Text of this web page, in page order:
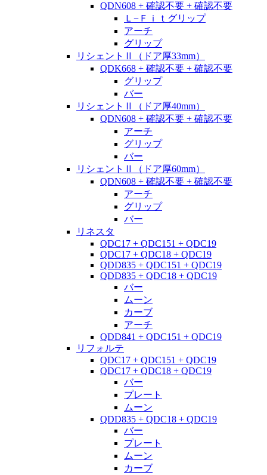
QDN608 + 確認不要 + 確認不要
Ｌ−Ｆｉｔグリップ
アーチ
グリップ
リシェントⅡ（ドア厚33mm）
QDK668 + 確認不要 + 確認不要
グリップ
バー
リシェントⅡ（ドア厚40mm）
QDN608 + 確認不要 + 確認不要
アーチ
グリップ
バー
リシェントⅡ（ドア厚60mm）
QDN608 + 確認不要 + 確認不要
アーチ
グリップ
バー
リネスタ
QDC17 + QDC151 + QDC19
QDC17 + QDC18 + QDC19
QDD835 + QDC151 + QDC19
QDD835 + QDC18 + QDC19
バー
ムーン
カーブ
アーチ
QDD841 + QDC151 + QDC19
リフォルテ
QDC17 + QDC151 + QDC19
QDC17 + QDC18 + QDC19
バー
プレート
ムーン
QDD835 + QDC18 + QDC19
バー
プレート
ムーン
カーブ